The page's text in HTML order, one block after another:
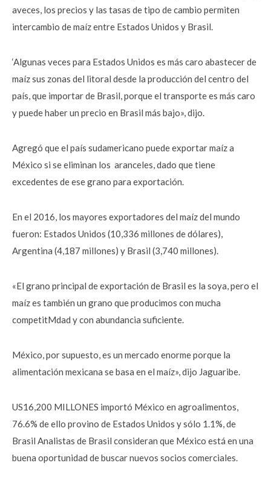
aveces, los precios y las tasas de tipo de cambio permiten
intercambio de maíz entre Estados Unidos y Brasil.
‘Algunas veces para Estados Unidos es más caro abastecer de
maíz sus zonas del litoral desde la producción del centro del
país, que importar de Brasil, porque el transporte es más caro
y puede haber un precio en Brasil más bajo», dijo.
Agregó que el país sudamericano puede exportar maíz a
México si se eliminan los aranceles, dado que tiene
excedentes de ese grano para exportación.
En el 2016, los mayores exportadores del maíz del mundo
fueron: Estados Unidos (10,336 millones de dólares),
Argentina (4,187 millones) y Brasil (3,740 millones).
«El grano principal de exportación de Brasil es la soya, pero el
maíz es también un grano que producimos con mucha
competitMdad y con abundancia suficiente.
México, por supuesto, es un mercado enorme porque la
alimentación mexicana se basa en el maíz», dijo Jaguaribe.
US16,200 MILLONES importó México en agroalimentos,
76.6% de ello provino de Estados Unidos y sólo 1.1%, de
Brasil Analistas de Brasil consideran que México está en una
buena oportunidad de buscar nuevos socios comerciales.